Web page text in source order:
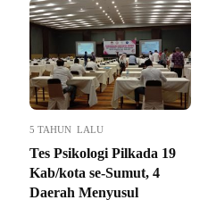
5 TAHUN LALU
Tes Psikologi Pilkada 19
Kab/kota se-Sumut, 4
Daerah Menyusul